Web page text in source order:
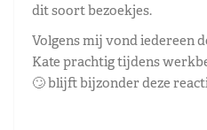
dit soort bezoekjes.
Volgens mij vond iedereen
Kate prachtig tijdens
🙄 blijft bijzonder deze